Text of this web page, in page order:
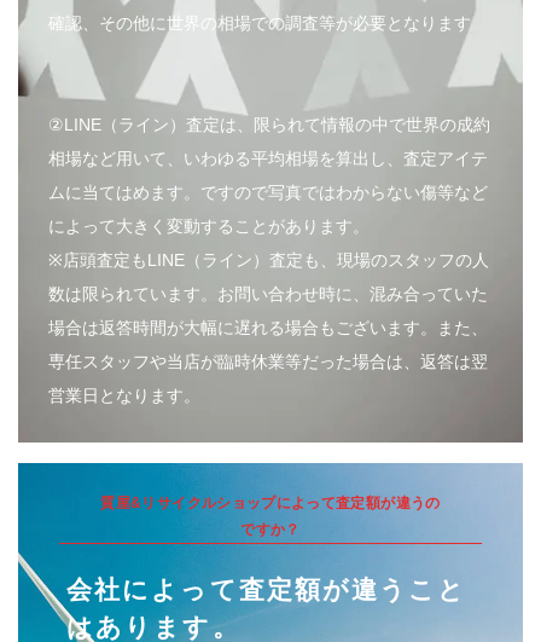
確認、その他に世界の相場での調査等が必要となります
②LINE（ライン）査定は、限られて情報の中で世界の成約
相場など用いて、いわゆる平均相場を算出し、査定アイテ
ムに当てはめます。ですので写真ではわからない傷等など
によって大きく変動することがあります。
※店頭査定もLINE（ライン）査定も、現場のスタッフの人
数は限られています。お問い合わせ時に、混み合っていた
場合は返答時間が大幅に遅れる場合もございます。また、
専任スタッフや当店が臨時休業等だった場合は、返答は翌
営業日となります。
質屋&リサイクルショップによって査定額が違うの
ですか？
会社によって査定額が違うこと
はあります。